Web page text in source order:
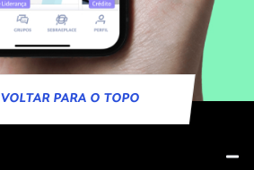
VOLTAR PARA O TOPO